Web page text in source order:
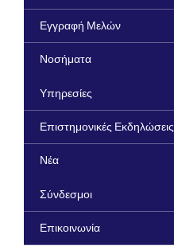
Εγγραφή Μελών
Νοσήματα
Υπηρεσίες
Επιστημονικές Εκδηλώσεις
Νέα
Σύνδεσμοι
Επικοινωνία